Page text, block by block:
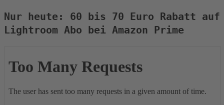
Nur heute: 60 bis 70 Euro Rabatt auf
Lightroom Abo bei Amazon Prime